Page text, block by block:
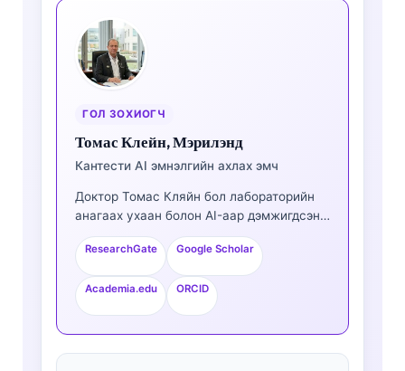
ГОЛ ЗОХИОГЧ
Томас Клейн, Мэрилэнд
Кантести AI эмнэлгийн ахлах эмч
Доктор Томас Кляйн бол лабораторийн
анагаах ухаан болон AI-аар дэмжигдсэн
клиник шинжилгээнд 15 гаруй жилийн
туршлагатай, зөвшөөрөгдсөн (board-
certified) клиник гематологич, дотрын эмч
юм. Kantesti AI компанийн Анагаах
ухааны ерөнхий захирлын хувьд тэрээр
ResearchGate Google Scholar
Academia.edu ORCID